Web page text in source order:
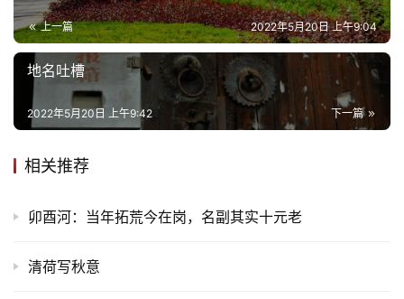
活
情
旅
游
儿
娱
上一篇 2022年5月20日 上午9:04
地名吐槽
下一篇
2022年5月20日 上午9:42
相关推荐
卯酉河：当年拓荒今在岗，名副其实十元老
清荷写秋意